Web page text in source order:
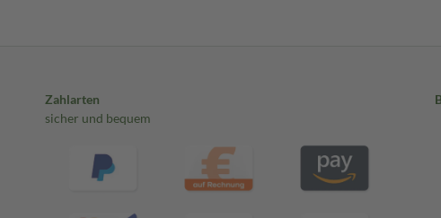
Zahlarten
sicher und bequem